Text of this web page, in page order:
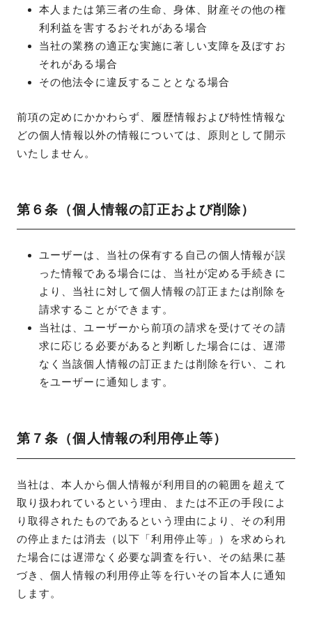
本人または第三者の生命、身体、財産その他の権
利利益を害するおそれがある場合
当社の業務の適正な実施に著しい支障を及ぼすお
それがある場合
その他法令に違反することとなる場合
前項の定めにかかわらず、履歴情報および特性情報な
どの個人情報以外の情報については、原則として開示
いたしません。
第６条（個人情報の訂正および削除）
ユーザーは、当社の保有する自己の個人情報が誤
った情報である場合には、当社が定める手続きに
より、当社に対して個人情報の訂正または削除を
請求することができます。
当社は、ユーザーから前項の請求を受けてその請
求に応じる必要があると判断した場合には、遅滞
なく当該個人情報の訂正または削除を行い、これ
をユーザーに通知します。
第７条（個人情報の利用停止等）
当社は、本人から個人情報が利用目的の範囲を超えて
取り扱われているという理由、または不正の手段によ
り取得されたものであるという理由により、その利用
の停止または消去（以下「利用停止等」）を求められ
た場合には遅滞なく必要な調査を行い、その結果に基
づき、個人情報の利用停止等を行いその旨本人に通知
します。